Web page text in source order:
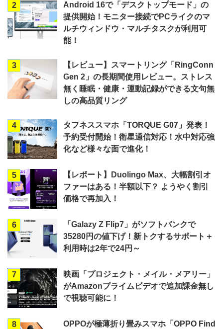
2
Android 16で「デスクトップモード」の
提供開始！モニター接続でPCライクのマ
ルチウィンドウ・マルチタスクが利用可
能！
3
【レビュー】スマートリング「RingConn
Gen 2」の長期間使用レビュー。ストレス
無く睡眠・健康・運動記録ができる文句無
しの高品質リング
4
タフネススマホ「TORQUE G07」発表！
予約受付開始！衛星通信対応！水中対応強
化など様々な面で進化！
5
【レポート】Duolingo Max、大幅割引オ
ファーはある！半額以下？ ようやく割引
価格で再加入！
6
「Galazy Z Flip7」がソフトバンクで
35280円の値下げ！新トクするサポート＋
利用時は2年で24円～
7
映画「プロジェクト・メイル・メアリー」
がAmazonプライムビデオで追加課金無し
で視聴可能に！
8
OPPOが極薄折り畳みスマホ「OPPO Find